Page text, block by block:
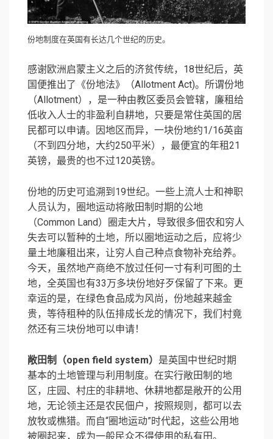
份地制度在英国有长达几个世纪的历史。
感谢欧洲启蒙主义之后的济贫传统，18世纪后，英
国便推出了《份地法》（Allotment Act)。所谓份地
（Allotment），是一种由教区委员会管辖，廉租给
低收入人士的非盈利自耕地，只要是常住英国的居
民都可以申请。因地区而异，一块份地约1/16英亩
（不到四分地，大约250平米），最便宜的年租21
英镑，最贵的也不过120英镑。
份地的历史可追溯到19世纪。一些上流人士和神职
人员认为，圈地运动将敞田制时期的公地
（Common Land）圈走大片，导致很多佃农和穷人
失去可以暂种的土地，所以圈地运动之后，应将少
量土地廉租出来，让穷人自己种点食物补充给养。
今天，虽然地产商绝不放过任何一寸有利可图的土
地，全英国也有33万多块份地好歹保留了下来。更
幸运的是，在绿色食品成为风尚，份地越来越金
贵，等待租种的队伍排成长龙的情况下，我们村竟
然还有三块份地可以申请！
敞田制（open field system） 是英国中世纪时期
基本的土地管理与利用制度。在实行敞田制的地
区，庄园、村庄的非耕地、休耕地都是敞开的公用
地，无论领主还是农民佃户，按照规则，都可以去
放牧或樵猎。而自“圈地运动”时代起，这些公用地
被圈起来，成为一般民众不得使用的私有田。